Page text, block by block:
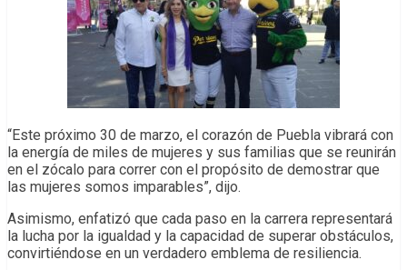
“Este próximo 30 de marzo, el corazón de Puebla vibrará con
la energía de miles de mujeres y sus familias que se reunirán
en el zócalo para correr con el propósito de demostrar que
las mujeres somos imparables”, dijo.
Asimismo, enfatizó que cada paso en la carrera representará
la lucha por la igualdad y la capacidad de superar obstáculos,
convirtiéndose en un verdadero emblema de resiliencia.